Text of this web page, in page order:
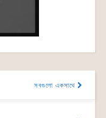
সবগুলো একসাথে